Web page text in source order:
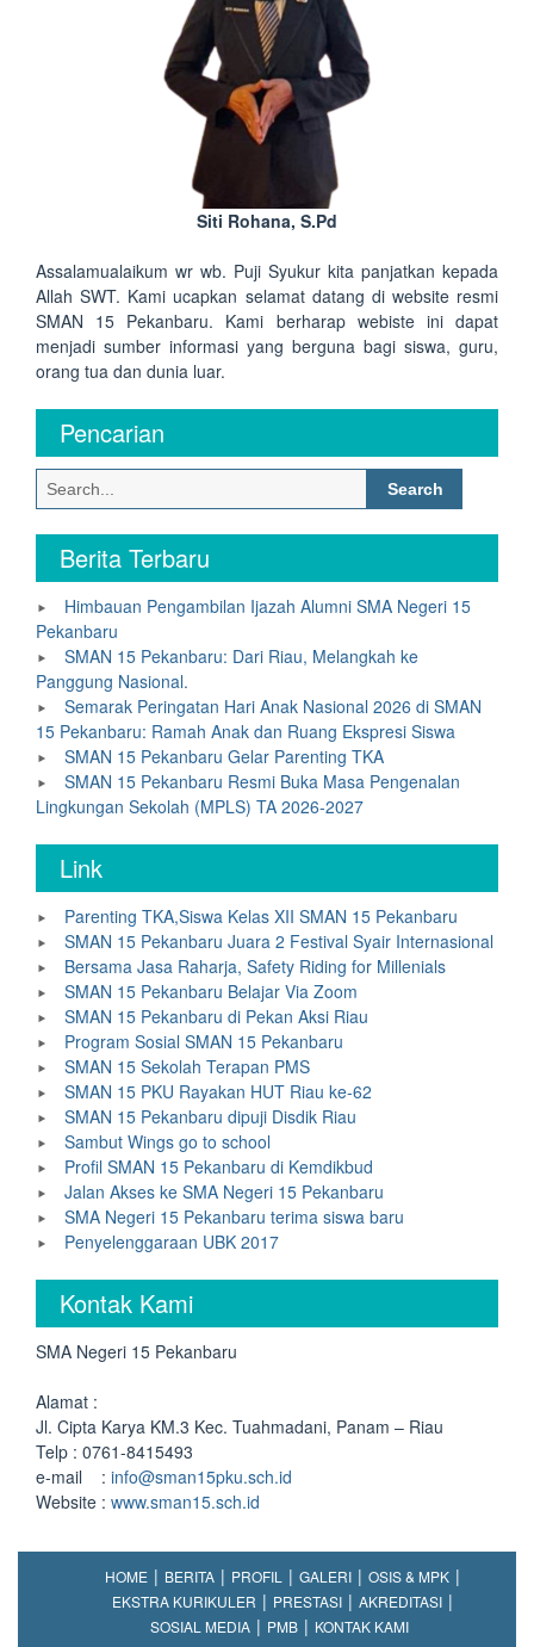
Siti Rohana, S.Pd
Assalamualaikum wr wb. Puji Syukur kita panjatkan kepada
Allah SWT. Kami ucapkan selamat datang di website resmi
SMAN 15 Pekanbaru. Kami berharap webiste ini dapat
menjadi sumber informasi yang berguna bagi siswa, guru,
orang tua dan dunia luar.
Pencarian
Search
for:
Berita Terbaru
Himbauan Pengambilan Ijazah Alumni SMA Negeri 15
Pekanbaru
SMAN 15 Pekanbaru: Dari Riau, Melangkah ke
Panggung Nasional.
Semarak Peringatan Hari Anak Nasional 2026 di SMAN
15 Pekanbaru: Ramah Anak dan Ruang Ekspresi Siswa
SMAN 15 Pekanbaru Gelar Parenting TKA
SMAN 15 Pekanbaru Resmi Buka Masa Pengenalan
Lingkungan Sekolah (MPLS) TA 2026-2027
Link
Parenting TKA,Siswa Kelas XII SMAN 15 Pekanbaru
SMAN 15 Pekanbaru Juara 2 Festival Syair Internasional
Bersama Jasa Raharja, Safety Riding for Millenials
SMAN 15 Pekanbaru Belajar Via Zoom
SMAN 15 Pekanbaru di Pekan Aksi Riau
Program Sosial SMAN 15 Pekanbaru
SMAN 15 Sekolah Terapan PMS
SMAN 15 PKU Rayakan HUT Riau ke-62
SMAN 15 Pekanbaru dipuji Disdik Riau
Sambut Wings go to school
Profil SMAN 15 Pekanbaru di Kemdikbud
Jalan Akses ke SMA Negeri 15 Pekanbaru
SMA Negeri 15 Pekanbaru terima siswa baru
Penyelenggaraan UBK 2017
Kontak Kami
SMA Negeri 15 Pekanbaru
Alamat :
Jl. Cipta Karya KM.3 Kec. Tuahmadani, Panam – Riau
Telp : 0761-8415493
e-mail : info@sman15pku.sch.id
Website : www.sman15.sch.id
HOME BERITA PROFIL GALERI
OSIS & MPK
EKSTRA KURIKULER
PRESTASI
AKREDITASI
SOSIAL MEDIA
PMB KONTAK KAMI